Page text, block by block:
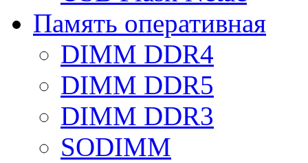
Память оперативная
DIMM DDR4
DIMM DDR5
DIMM DDR3
SODIMM